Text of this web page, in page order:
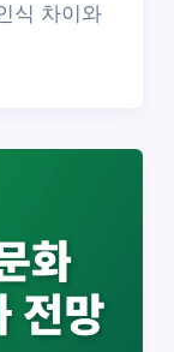
식 차이와